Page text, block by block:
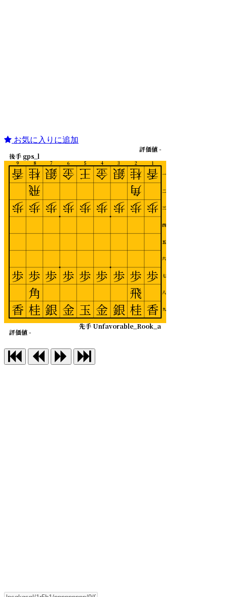
お気に入りに追加
1
2
3
4
5
6
7
8
9
一
二
三
四
五
六
七
八
九
先手 Unfavorable_Rook_a
後手 gps_l
評価値 -
評価値 -
香
歩
歩
香
桂
角
歩
歩
飛
桂
銀
歩
歩
銀
金
歩
歩
金
王
歩
歩
玉
金
歩
歩
金
銀
歩
歩
銀
桂
飛
歩
歩
角
桂
香
歩
歩
香